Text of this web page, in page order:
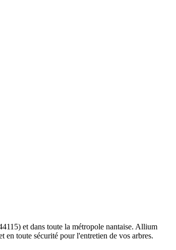
et dans toute la métropole nantaise. Allium
en toute sécurité pour l'entretien de vos arbres.